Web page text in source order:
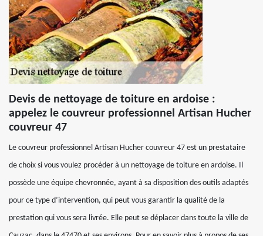
Devis de nettoyage de toiture en ardoise :
appelez le couvreur professionnel Artisan Hucher
couvreur 47
Le couvreur professionnel Artisan Hucher couvreur 47 est un prestataire
de choix si vous voulez procéder à un nettoyage de toiture en ardoise. Il
possède une équipe chevronnée, ayant à sa disposition des outils adaptés
pour ce type d’intervention, qui peut vous garantir la qualité de la
prestation qui vous sera livrée. Elle peut se déplacer dans toute la ville de